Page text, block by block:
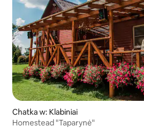
Chatka w: Klabiniai
Homestead "Taparynė"